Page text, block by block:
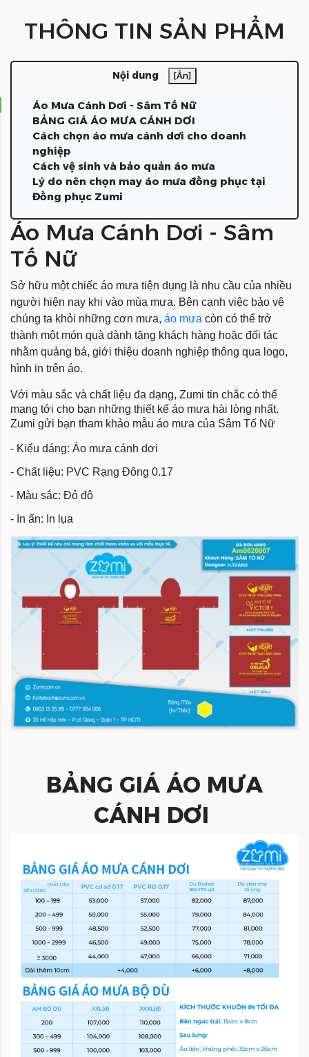
THÔNG TIN SẢN PHẨM
Nội dung [Ẩn]
Áo Mưa Cánh Dơi - Sâm Tố Nữ
BẢNG GIÁ ÁO MƯA CÁNH DƠI
Cách chọn áo mưa cánh dơi cho doanh
nghiệp
Cách vệ sinh và bảo quản áo mưa
Lý do nên chọn may áo mưa đồng phục tại
Đồng phục Zumi
Áo Mưa Cánh Dơi - Sâm
Tố Nữ
Sở hữu một chiếc áo mưa tiện dụng là nhu cầu của nhiều
người hiện nay khi vào mùa mưa. Bên cạnh việc bảo vệ
chúng ta khỏi những cơn mưa, áo mưa còn có thể trở
thành một món quà dành tặng khách hàng hoặc đối tác
nhằm quảng bá, giới thiệu doanh nghiệp thông qua logo,
hình in trên áo.
Với màu sắc và chất liệu đa dạng, Zumi tin chắc có thể
mang tới cho bạn những thiết kế áo mưa hài lòng nhất.
Zumi gửi bạn tham khảo mẫu áo mưa của Sâm Tố Nữ
- Kiểu dáng: Áo mưa cánh dơi
- Chất liệu: PVC Rạng Đông 0.17
- Màu sắc: Đỏ đô
- In ấn: In lụa
BẢNG GIÁ ÁO MƯA
CÁNH DƠI